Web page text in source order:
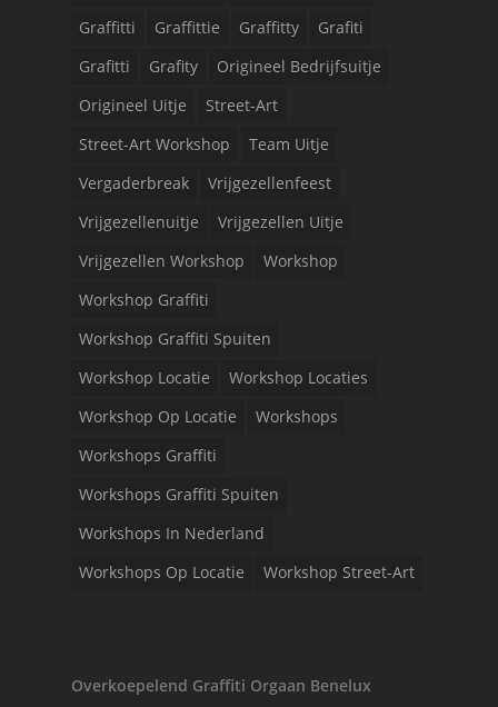
Graffitti
Graffittie Graffitty
Grafiti
Grafitti
Grafity
Origineel Bedrijfsuitje
Origineel Uitje
Street-Art
Street-Art Workshop
Team Uitje
Vergaderbreak
Vrijgezellenfeest
Vrijgezellenuitje
Vrijgezellen Uitje
Vrijgezellen Workshop
Workshop
Workshop Graffiti
Workshop Graffiti Spuiten
Workshop Locatie
Workshop Locaties
Workshop Op Locatie
Workshops
Workshops Graffiti
Workshops Graffiti Spuiten
Workshops In Nederland
Workshops Op Locatie
Workshop Street-Art
Overkoepelend Graffiti Orgaan Benelux